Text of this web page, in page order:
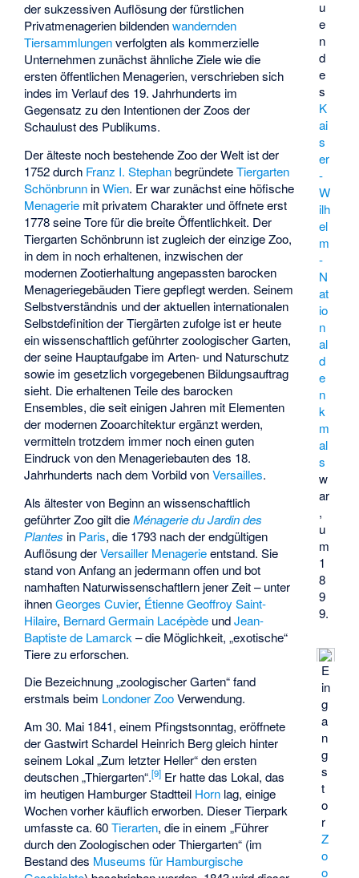
u
e
n
d
e
s
K
ai
s
er
-
W
ilh
el
m
-
N
at
io
n
al
d
e
n
k
m
al
s
w
ar
,
u
m
1
8
9
9.
der sukzessiven Auflösung der fürstlichen
Privatmenagerien bildendenwandernden
Tiersammlungenverfolgten als kommerzielle
Unternehmen zunächst ähnliche Ziele wie die
ersten öffentlichen Menagerien, verschrieben sich
indes im Verlauf des 19. Jahrhunderts im
Gegensatz zu den Intentionen der Zoos der
Schaulust des Publikums.
E
in
g
a
n
g
s
t
o
r
Z
o
o
Der älteste noch bestehende Zoo der Welt ist der
1752 durch Franz I. StephanbegründeteTiergarten
Schönbrunn inWien. Er war zunächst eine höfische
Menagerie mit privatem Charakter und öffnete erst
1778 seine Tore für die breite Öffentlichkeit. Der
Tiergarten Schönbrunn ist zugleich der einzige Zoo,
in dem in noch erhaltenen, inzwischen der
modernen Zootierhaltung angepassten barocken
Menageriegebäuden Tiere gepflegt werden. Seinem
Selbstverständnis und der aktuellen internationalen
Selbstdefinition der Tiergärten zufolge ist er heute
ein wissenschaftlich geführter zoologischer Garten,
der seine Hauptaufgabe im Arten- und Naturschutz
sowie im gesetzlich vorgegebenen Bildungsauftrag
sieht. Die erhaltenen Teile des barocken
Ensembles, die seit einigen Jahren mit Elementen
der modernen Zooarchitektur ergänzt werden,
vermitteln trotzdem immer noch einen guten
Eindruck von den Menageriebauten des 18.
Jahrhunderts nach dem Vorbild vonVersailles.
Als ältester von Beginn an wissenschaftlich
geführter Zoo gilt dieMénagerie du Jardin des
Plantes in Paris, die 1793 nach der endgültigen
Auflösung derVersailler Menagerieentstand. Sie
stand von Anfang an jedermann offen und bot
namhaften Naturwissenschaftlern jener Zeit – unter
ihnenGeorges Cuvier, Étienne Geoffroy Saint-
Hilaire, Bernard Germain Lacépède undJean-
Baptiste de Lamarck – die Möglichkeit, „exotische“
Tiere zu erforschen.
Die Bezeichnung „zoologischer Garten“ fand
erstmals beim Londoner ZooVerwendung.
Am 30. Mai 1841, einem Pfingstsonntag, eröffnete
der Gastwirt Schardel Heinrich Berg gleich hinter
seinem Lokal „Zum letzter Heller“ den ersten
deutschen „Thiergarten“.[9] Er hatte das Lokal, das
im heutigen Hamburger Stadtteil Horn lag, einige
Wochen vorher käuflich erworben. Dieser Tierpark
umfasste ca. 60Tierarten, die in einem „Führer
durch den Zoologischen oder Thiergarten“ (im
Bestand des Museums für Hamburgische